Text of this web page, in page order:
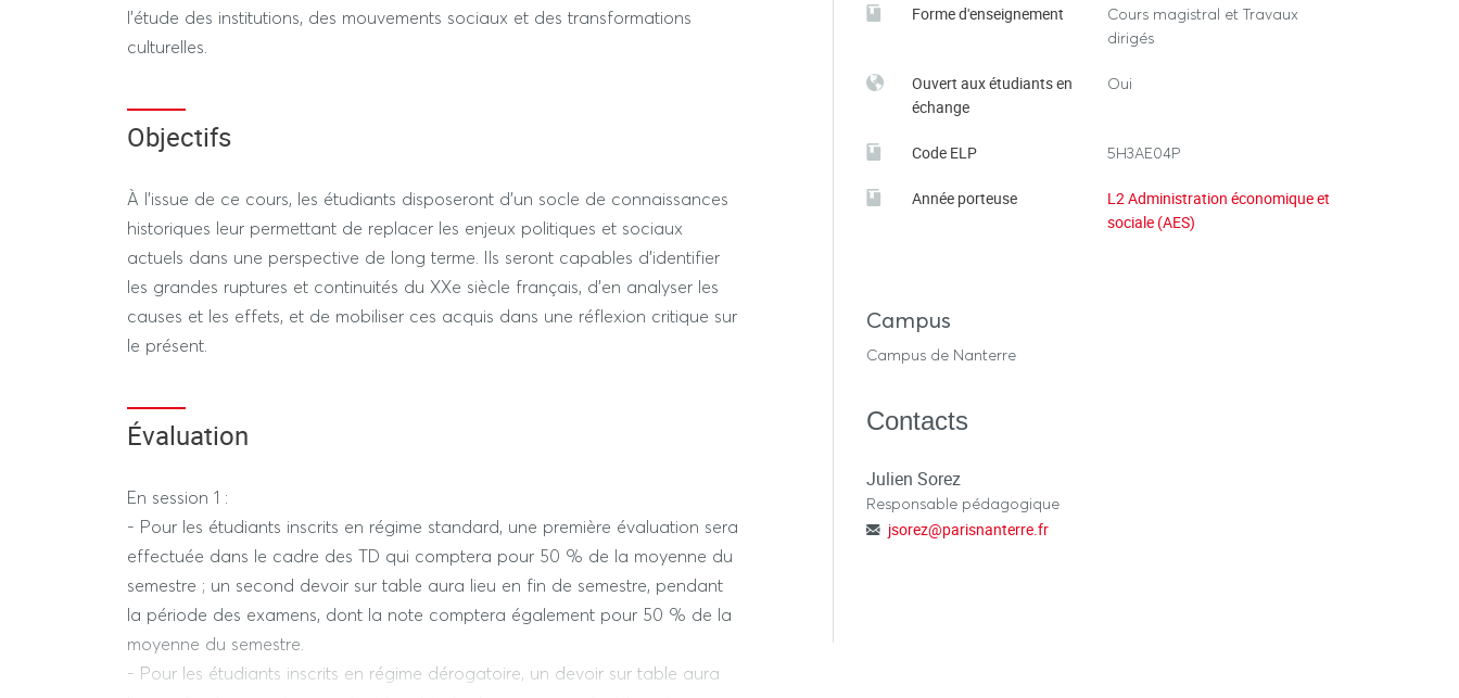
l'étude des institutions, des mouvements sociaux et des transformations
culturelles.
Objectifs
À l'issue de ce cours, les étudiants disposeront d'un socle de connaissances
historiques leur permettant de replacer les enjeux politiques et sociaux
actuels dans une perspective de long terme. Ils seront capables d'identifier
les grandes ruptures et continuités du XXe siècle français, d'en analyser les
causes et les effets, et de mobiliser ces acquis dans une réflexion critique sur
le présent.
Évaluation
En session 1 :
- Pour les étudiants inscrits en régime standard, une première évaluation sera
effectuée dans le cadre des TD qui comptera pour 50 % de la moyenne du
semestre ; un second devoir sur table aura lieu en fin de semestre, pendant
la période des examens, dont la note comptera également pour 50 % de la
moyenne du semestre.
- Pour les étudiants inscrits en régime dérogatoire, un devoir sur table aura
Forme d'enseignement
Cours magistral et Travaux
dirigés
Ouvert aux étudiants en
échange
Oui
Code ELP 5H3AE04P
Année porteuse
L2 Administration économique et
sociale (AES)
Campus
Campus de Nanterre
Contacts
Julien Sorez
Responsable pédagogique
jsorez@parisnanterre.fr